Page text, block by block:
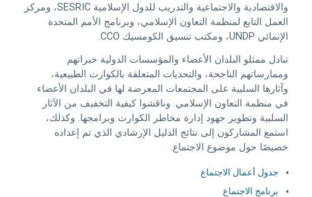
والاقتصادية والاجتماعية والتدريب للدول الإسلامية SESRIC، ومركز
العمل التابع لمنظمة التعاون الإسلامي، وبرنامج الأمم المتحدة
الإنمائي UNDP، ومكتب تنسيق الكومسيك CCO.
تبادل ممثلو البلدان الأعضاء والمؤسسات الدولية خبراتهم
وممارساتهم الناجحة، والتحديات المتعلقة بالكوارث الطبيعية،
وآثارها السلبية على المجتمعات المعرضة لها في البلدان الأعضاء
في منظمة التعاون الإسلامي. وناقشوا كيفية التخفيف من الآثار
السلبية وتطوير جهود إدارة مخاطر الكوارث وبرامجها. وكذلك،
استمع المشاركون إلى نتائج الدليل الإرشادي الذي تم إعداده
خصيصًا حول موضوع الاجتماع.
جدول أعمال الاجتماع
برنامج الاجتماع